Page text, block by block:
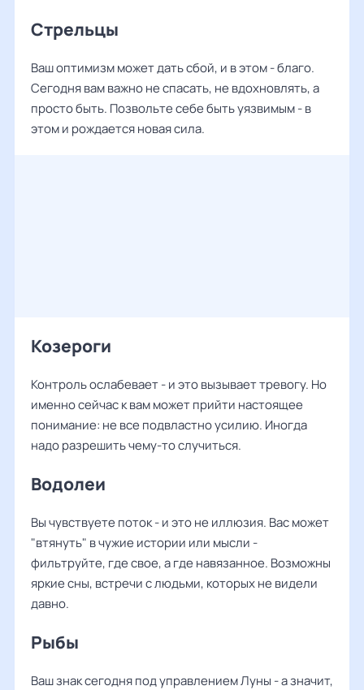
Стрельцы
Ваш оптимизм может дать сбой, и в этом - благо.
Сегодня вам важно не спасать, не вдохновлять, а
просто быть. Позвольте себе быть уязвимым - в
этом и рождается новая сила.
Козероги
Контроль ослабевает - и это вызывает тревогу. Но
именно сейчас к вам может прийти настоящее
понимание: не все подвластно усилию. Иногда
надо разрешить чему-то случиться.
Водолеи
Вы чувствуете поток - и это не иллюзия. Вас может
"втянуть" в чужие истории или мысли -
фильтруйте, где свое, а где навязанное. Возможны
яркие сны, встречи с людьми, которых не видели
давно.
Рыбы
Ваш знак сегодня под управлением Луны - а значит,